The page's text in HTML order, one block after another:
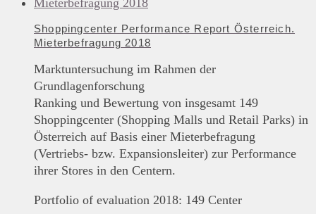
Shoppingcenter Performance Report Österreich.
Mieterbefragung 2018
Marktuntersuchung im Rahmen der
Grundlagenforschung
Ranking und Bewertung von insgesamt 149
Shoppingcenter (Shopping Malls und Retail Parks) in
Österreich auf Basis einer Mieterbefragung
(Vertriebs- bzw. Expansionsleiter) zur Performance
ihrer Stores in den Centern.
Portfolio of evaluation 2018: 149 Center